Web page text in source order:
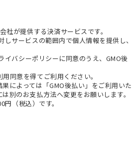
社が提供する決済サービスです。
しサービスの範囲内で個人情報を提供し、
イバシーポリシーに同意のうえ、GMO後
同意を得てご利用ください。
によっては「GMO後払い」をご利用いた
別のお支払方法へ変更をお願いします。
（税込）です。